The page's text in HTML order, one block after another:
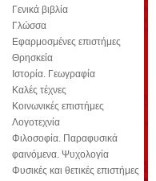
Γενικά βιβλία
Γλώσσα
Εφαρμοσμένες επιστήμες
Θρησκεία
Ιστορία. Γεωγραφία
Καλές τέχνες
Κοινωνικές επιστήμες
Λογοτεχνία
Φιλοσοφία. Παραφυσικά
φαινόμενα. Ψυχολογία
Φυσικές και θετικές επιστήμες